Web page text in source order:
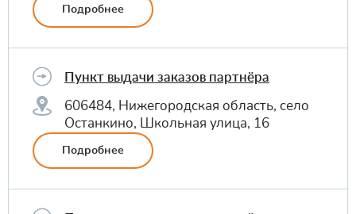
Подробнее
Пункт выдачи заказов партнёра
606484, Нижегородская область, село
Останкино, Школьная улица, 16
Подробнее